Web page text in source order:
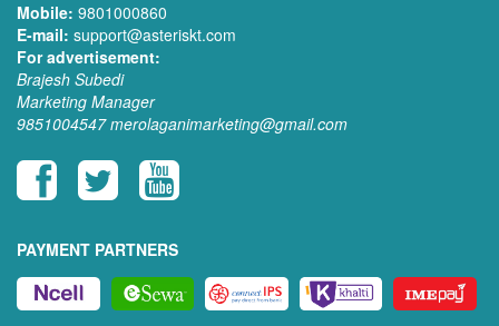
Mobile: 9801000860
E-mail: support@asteriskt.com
For advertisement:
Brajesh Subedi
Marketing Manager
9851004547 merolaganimarketing@gmail.com
PAYMENT PARTNERS